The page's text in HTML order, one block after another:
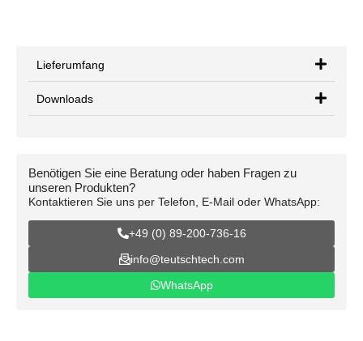
Lieferumfang
Downloads
Benötigen Sie eine Beratung oder haben Fragen zu
unseren Produkten?
Kontaktieren Sie uns per Telefon, E-Mail oder WhatsApp:
+49 (0) 89-200-736-16
info@teutschtech.com
WhatsApp